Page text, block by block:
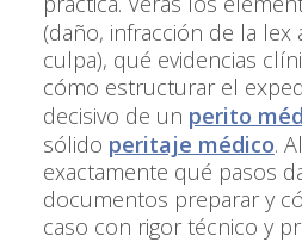
(daño, infracción de la lex
culpa), qué evidencias
cómo estructurar el
decisivo de un perito
sólido peritaje médico.
exactamente qué pasos
documentos preparar y
caso con rigor técnico y